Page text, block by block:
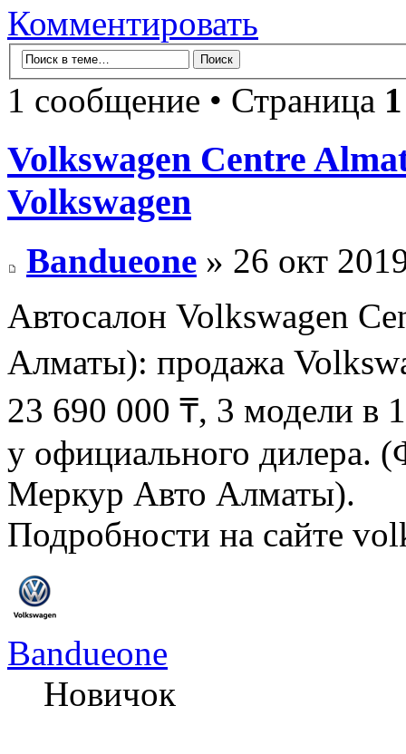
Комментировать
1 сообщение • Страница 1
Volkswagen Centre
Volkswagen
Bandueone » 26 окт
Автосалон Volkswagen
Алматы): продажа
23 690 000 ₸, 3 модели в
у официального дилера.
Меркур Авто Алматы).
Подробности на сайте
Bandueone
Новичок